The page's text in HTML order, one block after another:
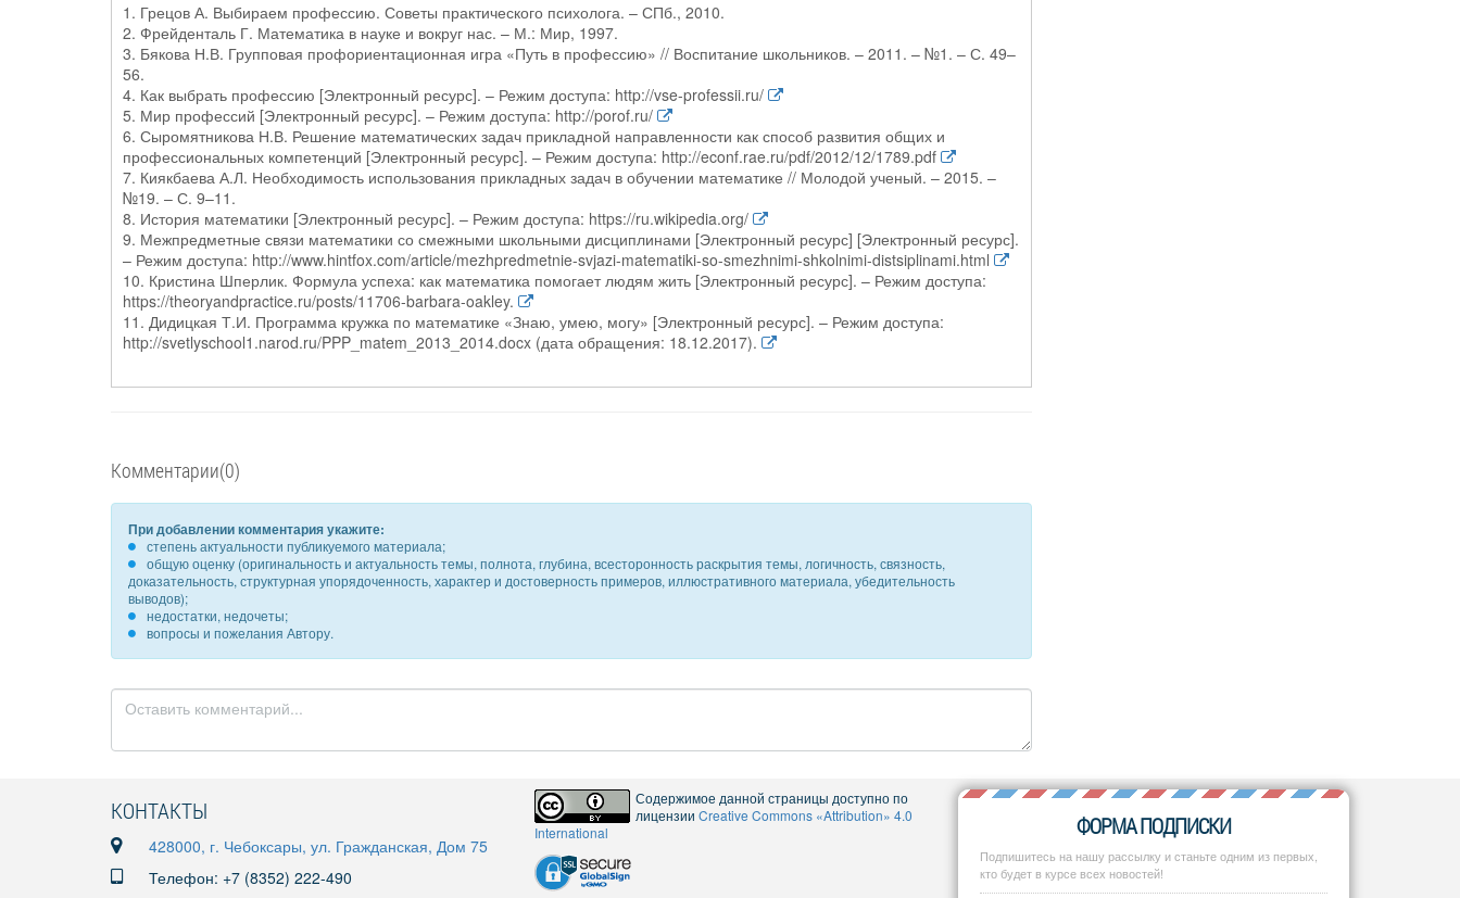
1. Грецов А. Выбираем профессию. Советы практического психолога. – СПб., 2010.
2. Фрейденталь Г. Математика в науке и вокруг нас. – М.: Мир, 1997.
3. Бякова Н.В. Групповая профориентационная игра «Путь в профессию» // Воспитание школьников. – 2011. – №1. – С. 49–
56.
4. Как выбрать профессию [Электронный ресурс]. – Режим доступа: http://vse-professii.ru/
5. Мир профессий [Электронный ресурс]. – Режим доступа: http://porof.ru/
6. Сыромятникова Н.В. Решение математических задач прикладной направленности как способ развития общих и
профессиональных компетенций [Электронный ресурс]. – Режим доступа: http://econf.rae.ru/pdf/2012/12/1789.pdf
7. Киякбаева А.Л. Необходимость использования прикладных задач в обучении математике // Молодой ученый. – 2015. –
№19. – С. 9–11.
8. История математики [Электронный ресурс]. – Режим доступа: https://ru.wikipedia.org/
9. Межпредметные связи математики со смежными школьными дисциплинами [Электронный ресурс] [Электронный ресурс].
– Режим доступа: http://www.hintfox.com/article/mezhpredmetnie-svjazi-matematiki-so-smezhnimi-shkolnimi-distsiplinami.html
10. Кристина Шперлик. Формула успеха: как математика помогает людям жить [Электронный ресурс]. – Режим доступа:
https://theoryandpractice.ru/posts/11706-barbara-oakley.
11. Дидицкая Т.И. Программа кружка по математике «Знаю, умею, могу» [Электронный ресурс]. – Режим доступа:
http://svetlyschool1.narod.ru/PPP_matem_2013_2014.docx (дата обращения: 18.12.2017).
Комментарии(0)
При добавлении комментария укажите:
степень актуальности публикуемого материала;
общую оценку (оригинальность и актуальность темы, полнота, глубина, всесторонность раскрытия темы, логичность, связность,
доказательность, структурная упорядоченность, характер и достоверность примеров, иллюстративного материала, убедительность
выводов);
недостатки, недочеты;
вопросы и пожелания Автору.
КОНТАКТЫ
428000, г. Чебоксары, ул. Гражданская, Дом 75
Телефон: +7 (8352) 222-490
Содержимое данной страницы доступно по
лицензии Creative Commons «Attribution» 4.0
International
ФОРМА ПОДПИСКИ
Подпишитесь на нашу рассылку и станьте одним из первых,
кто будет в курсе всех новостей!